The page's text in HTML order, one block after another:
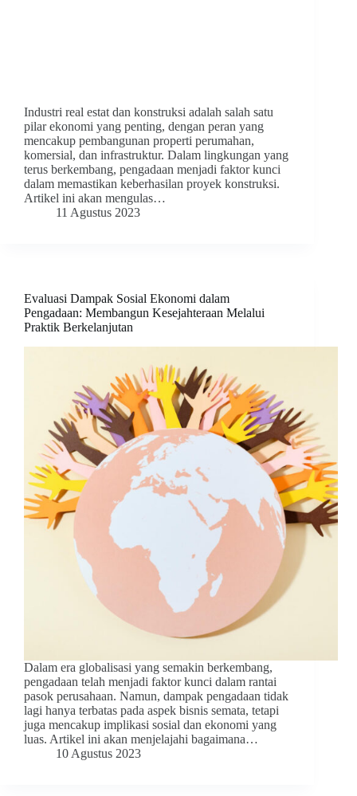
Industri real estat dan konstruksi adalah salah satu
pilar ekonomi yang penting, dengan peran yang
mencakup pembangunan properti perumahan,
komersial, dan infrastruktur. Dalam lingkungan yang
terus berkembang, pengadaan menjadi faktor kunci
dalam memastikan keberhasilan proyek konstruksi.
Artikel ini akan mengulas…
11 Agustus 2023
Evaluasi Dampak Sosial Ekonomi dalam
Pengadaan: Membangun Kesejahteraan Melalui
Praktik Berkelanjutan
Dalam era globalisasi yang semakin berkembang,
pengadaan telah menjadi faktor kunci dalam rantai
pasok perusahaan. Namun, dampak pengadaan tidak
lagi hanya terbatas pada aspek bisnis semata, tetapi
juga mencakup implikasi sosial dan ekonomi yang
luas. Artikel ini akan menjelajahi bagaimana…
10 Agustus 2023